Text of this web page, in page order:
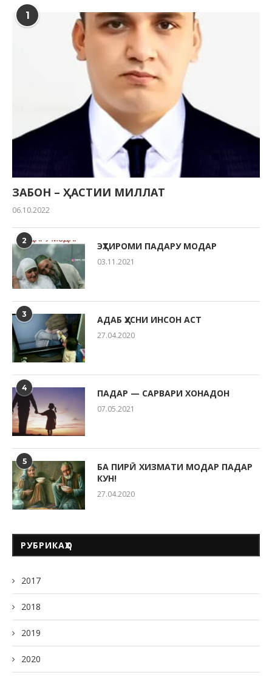
1
ЗАБОН – ҲАСТИИ МИЛЛАТ
06.10.2022
2 ЭҲТИРОМИ ПАДАРУ МОДАР
03.11.2021
3 АДАБ ҲУСНИ ИНСОН АСТ
27.04.2020
4 ПАДАР — САРВАРИ ХОНАДОН
07.05.2021
5
БА ПИРӢ ХИЗМАТИ МОДАР ПАДАР
КУН!
27.04.2020
РУБРИКАҲО
2017
2018
2019
2020